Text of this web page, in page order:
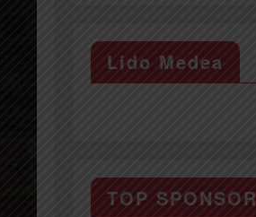
Lido Medea
TOP SPONSOR